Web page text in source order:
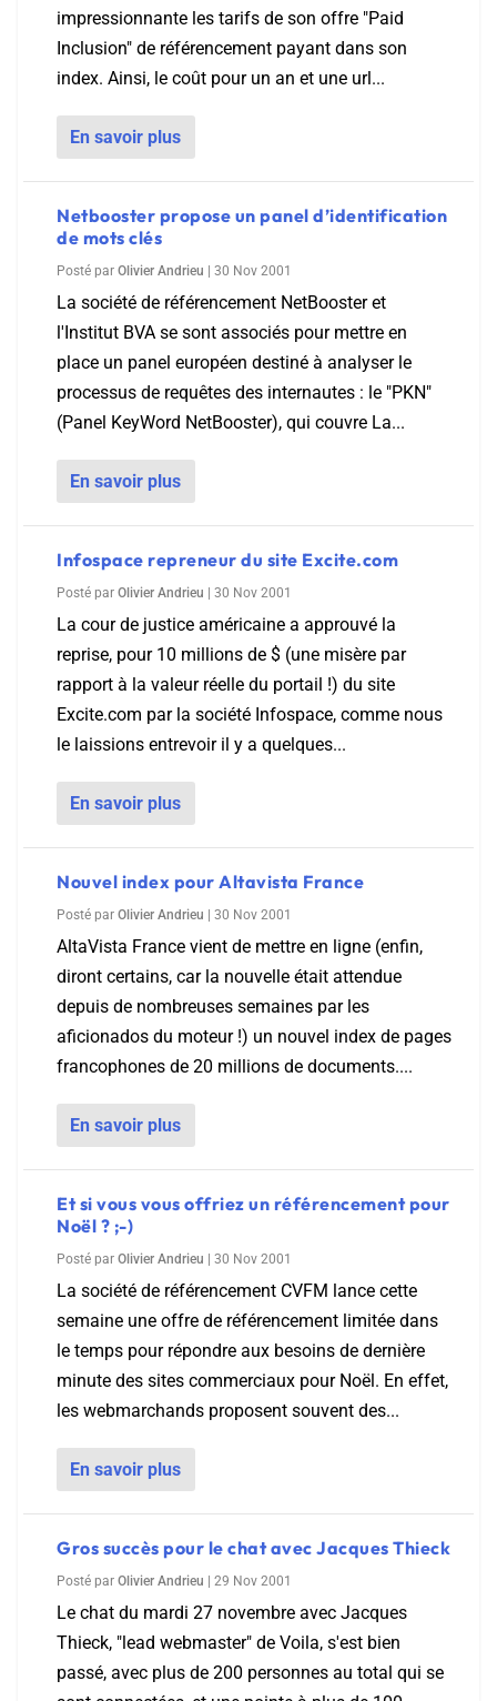
impressionnante les tarifs de son offre "Paid
Inclusion" de référencement payant dans son
index. Ainsi, le coût pour un an et une url...
En savoir plus
Netbooster propose un panel d’identification
de mots clés
Posté par Olivier Andrieu 30 Nov 2001
La société de référencement NetBooster et
l'Institut BVA se sont associés pour mettre en
place un panel européen destiné à analyser le
processus de requêtes des internautes : le "PKN"
(Panel KeyWord NetBooster), qui couvre La...
En savoir plus
Infospace repreneur du site Excite.com
Posté par Olivier Andrieu 30 Nov 2001
La cour de justice américaine a approuvé la
reprise, pour 10 millions de $ (une misère par
rapport à la valeur réelle du portail !) du site
Excite.com par la société Infospace, comme nous
le laissions entrevoir il y a quelques...
En savoir plus
Nouvel index pour Altavista France
Posté par Olivier Andrieu 30 Nov 2001
AltaVista France vient de mettre en ligne (enfin,
diront certains, car la nouvelle était attendue
depuis de nombreuses semaines par les
aficionados du moteur !) un nouvel index de pages
francophones de 20 millions de documents....
En savoir plus
Et si vous vous offriez un référencement pour
Noël ? ;-)
Posté par Olivier Andrieu 30 Nov 2001
La société de référencement CVFM lance cette
semaine une offre de référencement limitée dans
le temps pour répondre aux besoins de dernière
minute des sites commerciaux pour Noël. En effet,
les webmarchands proposent souvent des...
En savoir plus
Gros succès pour le chat avec Jacques Thieck
Posté par Olivier Andrieu 29 Nov 2001
Le chat du mardi 27 novembre avec Jacques
Thieck, "lead webmaster" de Voila, s'est bien
passé, avec plus de 200 personnes au total qui se